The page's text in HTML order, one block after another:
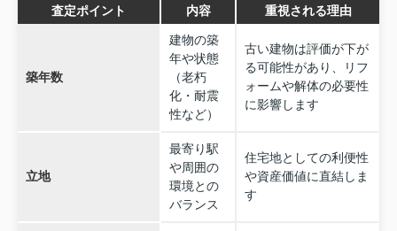
査定ポイント 内容 重視される理由
築年数
建物の築
年や状態
（老朽
化・耐震
性など）
古い建物は評価が下が
る可能性があり、リフ
ォームや解体の必要性
に影響します
立地
最寄り駅
や周囲の
環境との
バランス
住宅地としての利便性
や資産価値に直結しま
す